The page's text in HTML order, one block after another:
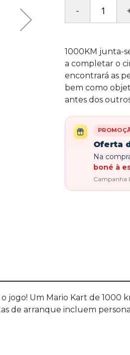
1000KM junta-
a completar o
encontrará as
bem como
antes dos
Oferta
Na
boné à
Campanha
jogo! Um Mario Kart de 1000
de arranque incluem